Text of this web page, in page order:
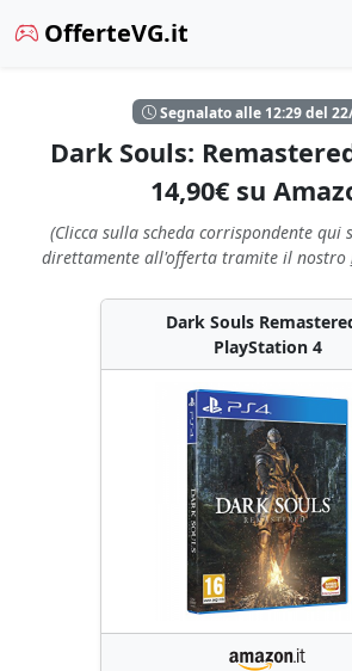
OfferteVG.it
Segnalato alle 12:29 del
Dark Souls:
14,90€ su
(Clicca sulla scheda corrispondente qui
direttamente all'offerta tramite il nostro
Dark Souls
PlayStation 4